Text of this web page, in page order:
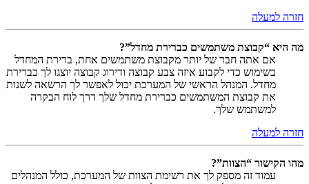
חזרה למעלה
מה היא “קבוצת משתמשים כברירת מחדל”?
אם אתה חבר של יותר מקבוצת משתמשים אחת, ברירת המחדל
בשימוש כדי לקבוע איזה צבע קבוצה ודירוג קבוצה יוצגו לך כברירת
מחדל. המנהל הראשי של המערכת יכול לאפשר לך הרשאה לשנות
את קבוצת המשתמשים כברירת מחדל שלך דרך לוח הבקרה
למשתמש שלך.
חזרה למעלה
מהו הקישור “הצוות”?
עמוד זה מספק לך את רשימת הצוות של המערכת, כולל המנהלים